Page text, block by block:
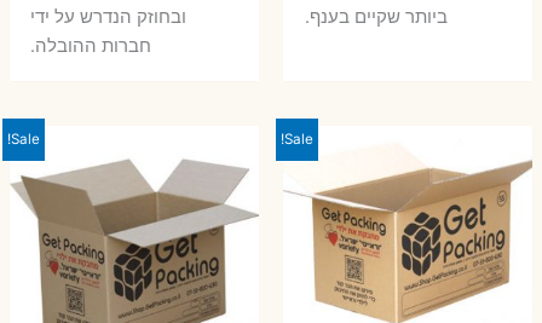
ביותר שקיים בענף.
ובחוזק הנדרש על ידי
חברות ההובלה.
Sale!
Sale!